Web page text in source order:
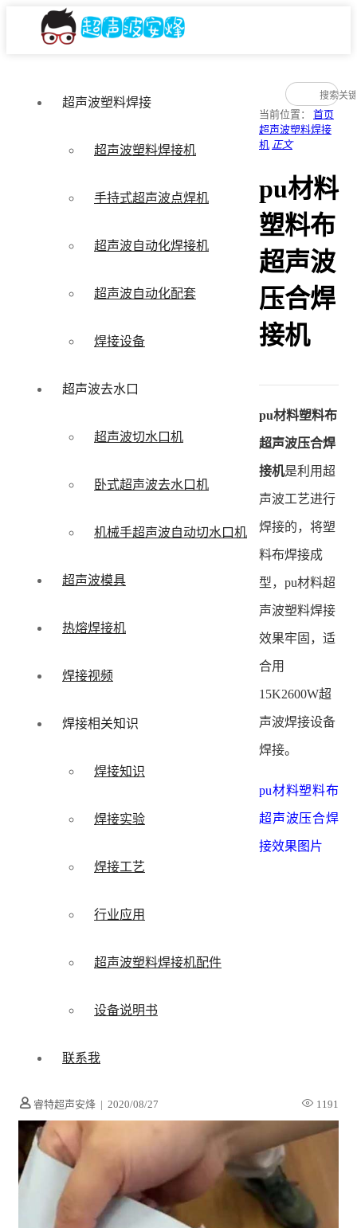
超声波塑料焊接
超声波塑料焊接机
手持式超声波点焊机
超声波自动化焊接机
超声波自动化配套
焊接设备
超声波去水口
超声波切水口机
卧式超声波去水口机
机械手超声波自动切水口机
超声波模具
热熔焊接机
焊接视频
焊接相关知识
焊接知识
焊接实验
焊接工艺
行业应用
超声波塑料焊接机配件
设备说明书
联系我
当前位置： 首页
超声波塑料焊接
机 正文
pu材料
塑料布
超声波
压合焊
接机
睿特超声安烽 | 2020/08/27 1191
pu材料塑料布
超声波压合焊
接机是利用超
声波工艺进行
焊接的，将塑
料布焊接成
型，pu材料超
声波塑料焊接
效果牢固，适
合用
15K2600W超
声波焊接设备
焊接。
pu材料塑料布
超声波压合焊
接效果图片